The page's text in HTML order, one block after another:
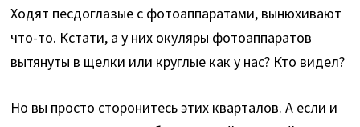
Ходят песдоглазые с фотоаппаратами, вынюхивают
что-то. Кстати, а у них окуляры фотоаппаратов
вытянуты в щелки или круглые как у нас? Кто видел?
Но вы просто сторонитесь этих кварталов. А если и